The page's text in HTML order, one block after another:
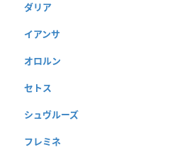
ダリア
イアンサ
オロルン
セトス
シュヴルーズ
フレミネ